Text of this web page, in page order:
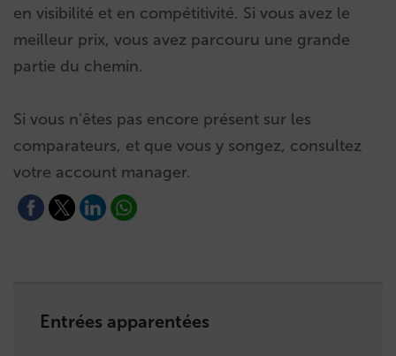
en visibilité et en compétitivité. Si vous avez le
meilleur prix, vous avez parcouru une grande
partie du chemin.
Si vous n’êtes pas encore présent sur les
comparateurs, et que vous y songez, consultez
votre account manager.
Entrées apparentées